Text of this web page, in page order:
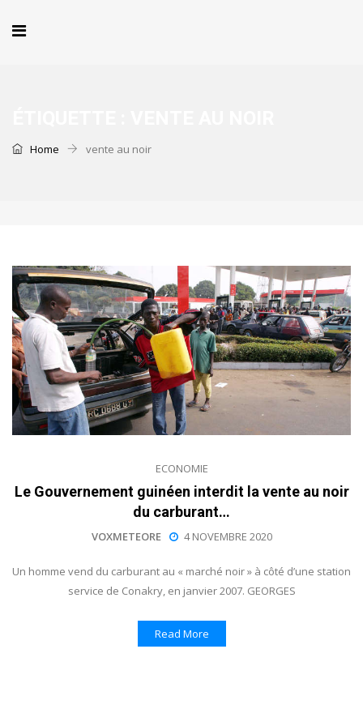
Home vente au noir
ECONOMIE
Le Gouvernement guinéen interdit la vente au noir
du carburant…
VOXMETEORE 4 NOVEMBRE 2020
Un homme vend du carburant au « marché noir » à côté d’une station
service de Conakry, en janvier 2007. GEORGES
Read More